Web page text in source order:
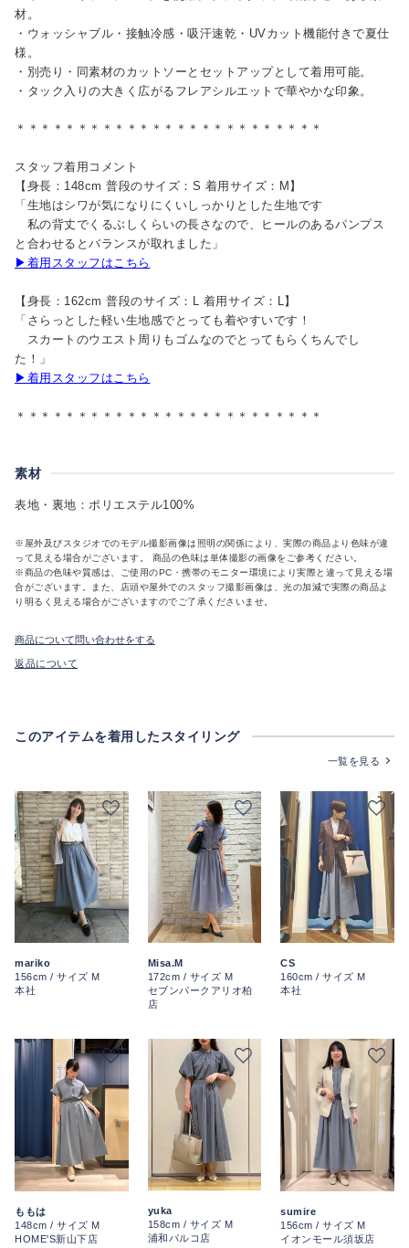
材。
・ウォッシャブル・接触冷感・吸汗速乾・UVカット機能付きで夏仕
様。
・別売り・同素材のカットソーとセットアップとして着用可能。
・タック入りの大きく広がるフレアシルエットで華やかな印象。
＊＊＊＊＊＊＊＊＊＊＊＊＊＊＊＊＊＊＊＊＊＊＊＊＊
スタッフ着用コメント
【身長：148cm 普段のサイズ：S 着用サイズ：M】
「生地はシワが気になりにくいしっかりとした生地です
私の背丈でくるぶしくらいの長さなので、ヒールのあるパンプス
と合わせるとバランスが取れました」
▶着用スタッフはこちら
【身長：162cm 普段のサイズ：L 着用サイズ：L】
「さらっとした軽い生地感でとっても着やすいです！
スカートのウエスト周りもゴムなのでとってもらくちんでし
た！」
▶着用スタッフはこちら
＊＊＊＊＊＊＊＊＊＊＊＊＊＊＊＊＊＊＊＊＊＊＊＊＊
素材
表地・裏地：ポリエステル100%
※屋外及びスタジオでのモデル撮影画像は照明の関係により、実際の商品より色味が違
って見える場合がございます。 商品の色味は単体撮影の画像をご参考ください。
※商品の色味や質感は、ご使用のPC・携帯のモニター環境により実際と違って見える場
合がございます。また、店頭や屋外でのスタッフ撮影画像は、光の加減で実際の商品よ
り明るく見える場合がございますのでご了承くださいませ。
商品について問い合わせをする
返品について
このアイテムを着用したスタイリング
一覧を見る
mariko
156cm / サイズ M
本社
Misa.M
172cm / サイズ M
セブンパークアリオ柏
店
CS
160cm / サイズ M
本社
ももは
148cm / サイズ M
HOME'S新山下店
yuka
158cm / サイズ M
浦和パルコ店
sumire
156cm / サイズ M
イオンモール須坂店